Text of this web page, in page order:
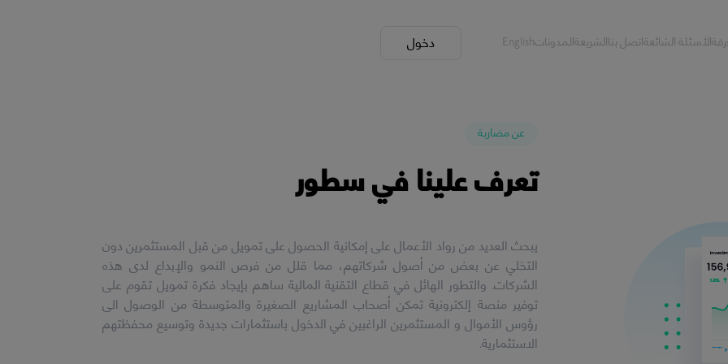
الأسئلة الشائعةاتصل بنا الشريعة المدوناتEnglish دخول
عن مضاربة
تعرف علينا في سطور
يبحث العديد من رواد الأعمال على إمكانية الحصول على تمويل من قبل المستثمرين دون
التخلي عن بعض من أصول شركاتهم، مما قلل من فرص النمو والإبداع لدى هذه
الشركات. والتطور الهائل في قطاع التقنية المالية ساهم بإيجاد فكرة تمويل تقوم على
توفير منصة إلكترونية تمكن أصحاب المشاريع الصغيرة والمتوسطة من الوصول الى
رؤوس الأموال و المستثمرين الراغبين في الدخول باستثمارات جديدة وتوسيع محفظتهم
الاستثمارية.